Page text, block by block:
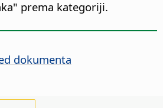
prema kategoriji.
dokumenta